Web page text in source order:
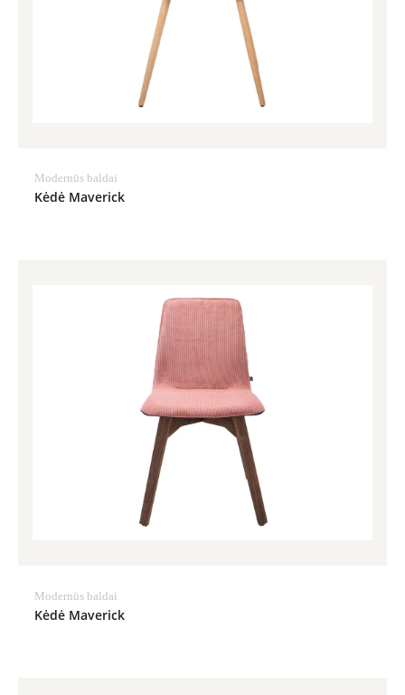
Modernūs baldai
Kėdė Maverick
Modernūs baldai
Kėdė Maverick